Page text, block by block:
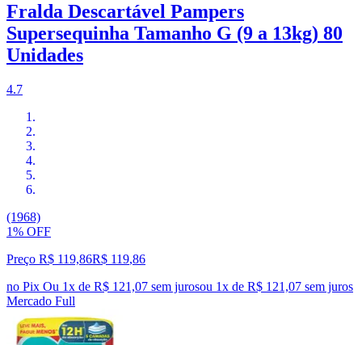
Fralda Descartável Pampers
Supersequinha Tamanho G (9 a 13kg) 80
Unidades
4.7
(1968)
1% OFF
Preço R$ 119,86R$ 119,86
no Pix Ou 1x de R$ 121,07 sem jurosou 1x de R$ 121,07 sem juros
Mercado Full